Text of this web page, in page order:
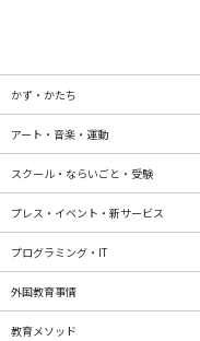
かず・かたち
アート・音楽・運動
スクール・ならいごと・受験
プレス・イベント・新サービス
プログラミング・IT
外国教育事情
教育メソッド